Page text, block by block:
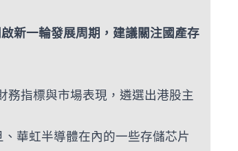
新一輪發展周期，建議關注國產存
指標與市場表現，遴選出港股主
華虹半導體在內的一些存儲芯片